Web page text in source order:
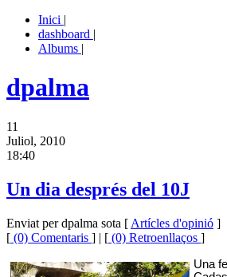
Inici |
dashboard |
Albums |
dpalma
11
Juliol, 2010
18:40
Un dia després del 10J
Enviat per dpalma sota [ Artícles d'opinió ]
[ (0) Comentaris ] | [ (0) Retroenllaços ]
Una